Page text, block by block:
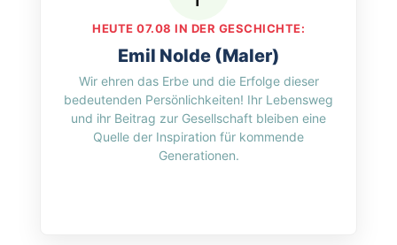
n
w
i
r
r
n
f
u
n
&
O
n
l
M
y
h
o
s
HEUTE 07.08 IN DER GESCHICHTE:
Emil Nolde (Maler)
Wir ehren das Erbe und die Erfolge dieser
bedeutenden Persönlichkeiten! Ihr Lebensweg
und ihr Beitrag zur Gesellschaft bleiben eine
Quelle der Inspiration für kommende
Generationen.